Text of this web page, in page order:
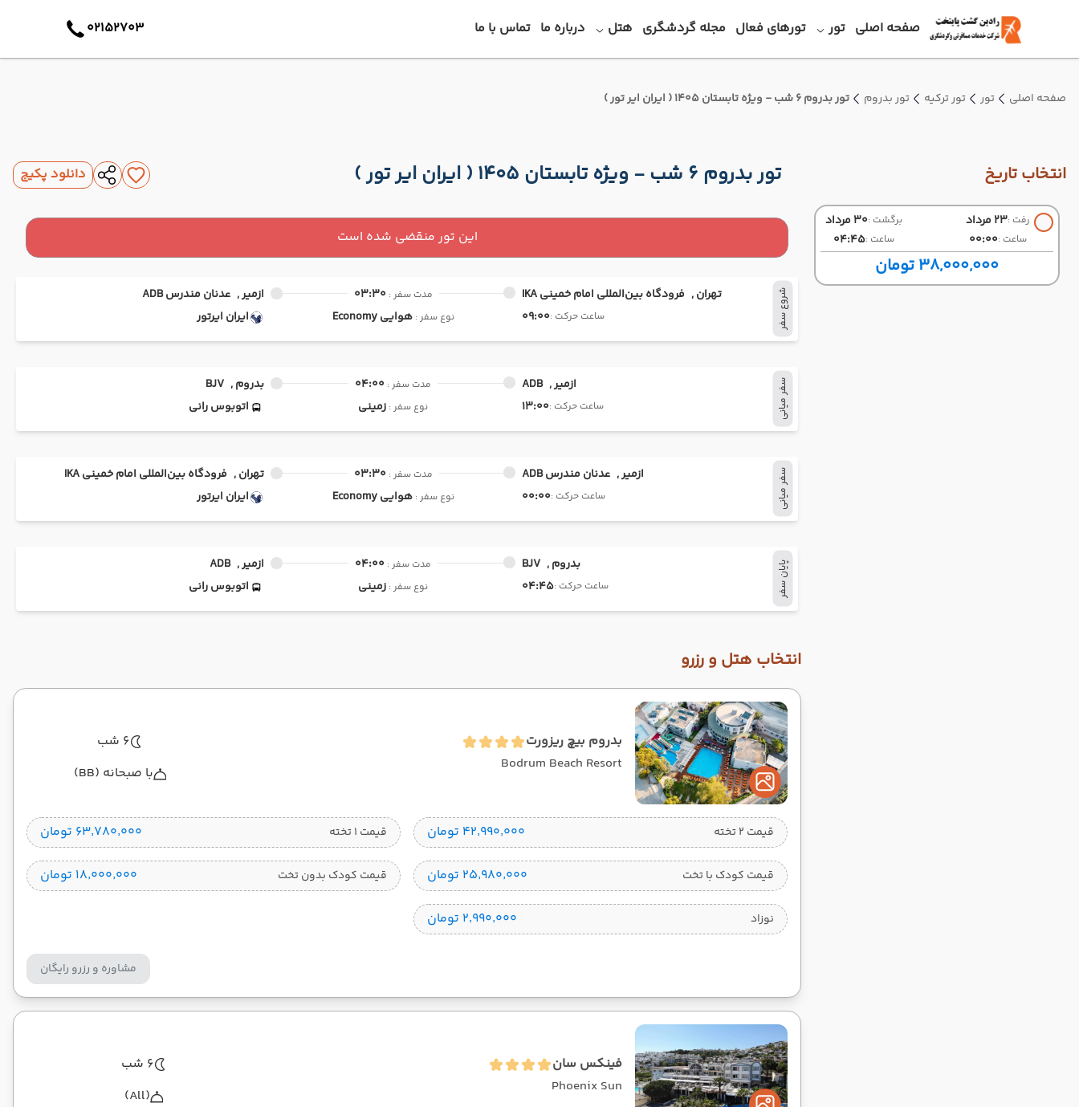
صفحه اصلی تور تورهای فعال مجله گردشگری هتل درباره ما تماس با ما 02152703
صفحه اصلی تور تور ترکیه تور بدروم تور بدروم 6 شب - ویژه تابستان 1405 ( ایران ایر تور )
انتخاب تاریخ تور بدروم 6 شب - ویژه تابستان 1405 ( ایران ایر تور ) دانلود پکیج
رفت :23 مرداد
ساعت :00:00
برگشت :30 مرداد
ساعت :04:45
38,000,000 تومان
این تور منقضی شده است
شروع سفر تهران , فرودگاه بین‌المللی امام خمینی IKA
ساعت حرکت :09:00
مدت سفر : 03:30
نوع سفر :هواییEconomy
ازمیر , عدنان مندرس ADB
ایران ایرتور
سفر میانی ازمیر , ADB
ساعت حرکت :13:00
مدت سفر : 04:00
نوع سفر : زمینی
بدروم , BJV
اتوبوس رانی
سفر میانی ازمیر , عدنان مندرس ADB
ساعت حرکت :00:00
مدت سفر : 03:30
نوع سفر :هواییEconomy
تهران , فرودگاه بین‌المللی امام خمینی IKA
ایران ایرتور
پایان سفر بدروم , BJV
ساعت حرکت :04:45
مدت سفر : 04:00
نوع سفر : زمینی
ازمیر , ADB
اتوبوس رانی
انتخاب هتل و رزرو
بدروم بیچ ریزورت
Bodrum Beach Resort
6 شب
با صبحانه (BB)
قیمت 2 تخته ۴۲٬۹۹۰٬۰۰۰ تومان قیمت 1 تخته ۶۳٬۷۸۰٬۰۰۰ تومان
قیمت کودک با تخت ۲۵٬۹۸۰٬۰۰۰ تومان قیمت کودک بدون تخت ۱۸٬۰۰۰٬۰۰۰ تومان
نوزاد ۲٬۹۹۰٬۰۰۰ تومان
مشاوره و رزرو رایگان
فینکس سان
Phoenix Sun
6 شب
(All)